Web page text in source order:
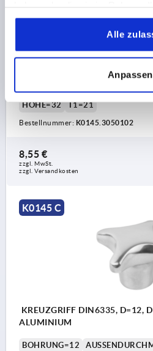
gesammelt haben.
Alle
Anpassen
BOHRUNG=10
FORM=C
OBERFLÄCHE
HÖHE=32
T1=21
Bestellnummer: K0145.3050102
8,55 €
zzgl. MwSt.
zzgl. Versandkosten
K0145 C
KREUZGRIFF DIN6335, D=12,
ALUMINIUM
BOHRUNG=12